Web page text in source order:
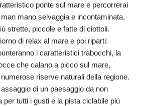
ponte sul mare e percorrerai
mano selvaggia e incontaminata,
strette, piccole e fatte di ciottoli.
di relax al mare e poi riparti:
i caratteristici trabocchi, la
che calano a picco sul mare,
riserve naturali della regione.
di un paesaggio da non
per tutti i gusti e la pista ciclabile più